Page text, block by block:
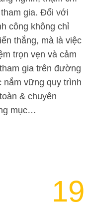
gia. Đối với
công không chỉ
thắng, mà là việc
trọn vẹn và cảm
gia trên đường
vững quy trình
& chuyên
mục…
19